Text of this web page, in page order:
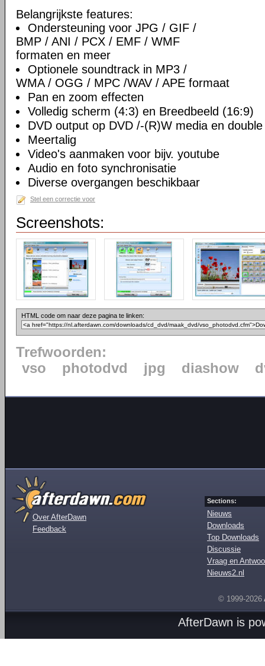
Belangrijkste features:
Ondersteuning voor JPG / GIF /
BMP / ANI / PCX / EMF / WMF
formaten en meer
Optionele soundtrack in MP3 /
WMA / OGG / MPC /WAV / APE formaat
Pan en zoom effecten
Volledig scherm (4:3) en Breedbeeld (16:9)
DVD output op DVD /-(R)W media en
Meertalig
Video's aanmaken voor bijv. youtube
Audio en foto synchronisatie
Diverse overgangen beschikbaar
Stel een correctie voor
Screenshots:
HTML code om naar deze pagina te linken:
Trefwoorden:
vso
photodvd jpg diashow
Over AfterDawn
Feedback
Sections:
Nieuws
Downloads
Top Downloads
Discussie
Vraag en
Nieuws2.nl
© 1999-2026
AfterDawn is